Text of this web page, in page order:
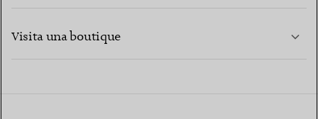
Visita una boutique